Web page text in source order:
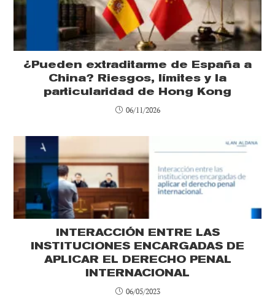
¿Pueden extraditarme de España a
China? Riesgos, límites y la
particularidad de Hong Kong
06/11/2026
INTERACCIÓN ENTRE LAS
INSTITUCIONES ENCARGADAS DE
APLICAR EL DERECHO PENAL
INTERNACIONAL
06/05/2023